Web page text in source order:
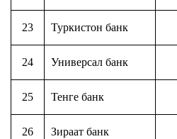
23 Туркистон банк
24 Универсал банк
25 Тенге банк
26 Зираат банк